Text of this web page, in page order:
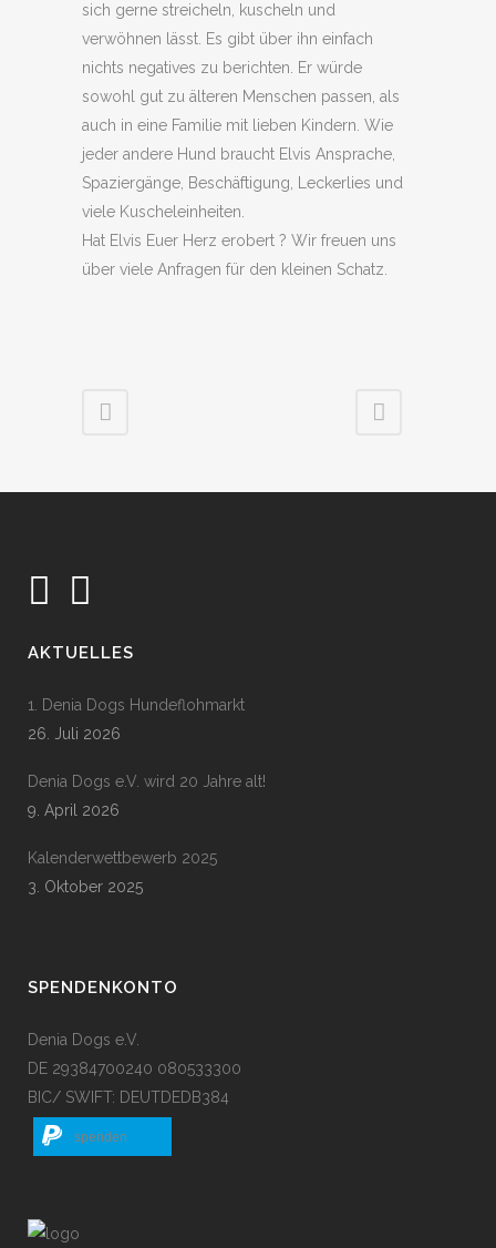
sich gerne streicheln, kuscheln und
verwöhnen lässt. Es gibt über ihn einfach
nichts negatives zu berichten. Er würde
sowohl gut zu älteren Menschen passen, als
auch in eine Familie mit lieben Kindern. Wie
jeder andere Hund braucht Elvis Ansprache,
Spaziergänge, Beschäftigung, Leckerlies und
viele Kuscheleinheiten.
Hat Elvis Euer Herz erobert ? Wir freuen uns
über viele Anfragen für den kleinen Schatz.
AKTUELLES
1. Denia Dogs Hundeflohmarkt
26. Juli 2026
Denia Dogs e.V. wird 20 Jahre alt!
9. April 2026
Kalenderwettbewerb 2025
3. Oktober 2025
SPENDENKONTO
Denia Dogs e.V.
DE 29384700240 080533300
BIC/ SWIFT: DEUTDEDB384
spenden